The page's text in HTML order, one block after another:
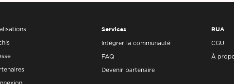
Services
Intégrer la communauté
FAQ
Devenir partenaire
RUA
CGU
À